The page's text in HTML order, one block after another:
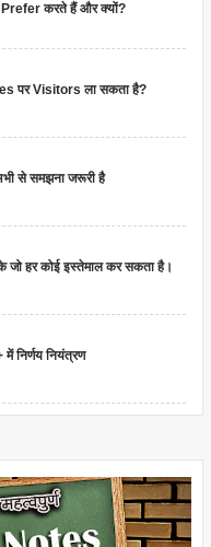
करते हैं और क्यों?
पर Visitors ला सकता है?
से समझना जरूरी है
जो हर कोई इस्तेमाल कर सकता है।
निर्णय नियंत्रण